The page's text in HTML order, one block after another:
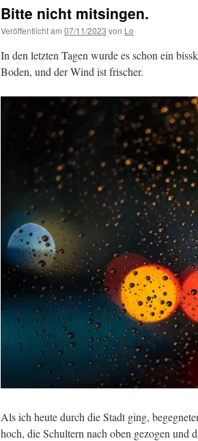
Bitte nicht mitsingen.
Veröffentlicht am 07/11/2023 von Lo
In den letzten Tagen wurde es schon ein
Boden, und der Wind ist frischer.
Als ich heute durch die Stadt ging,
hoch, die Schultern nach oben gezogen und